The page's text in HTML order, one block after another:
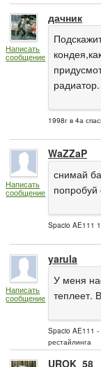
Написать
сообщение
дачник
радиатор.
1998г в 4а
Написать
сообщение
WaZZaP
снимай
попробуй
Spacio AE111
Написать
сообщение
yarula
У меня
теплеет.
Spacio AE111
рестайлинга
UROK_58